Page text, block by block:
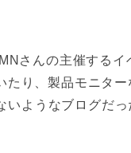
さんの主催する
たり、製品モニタ
いようなブログだ